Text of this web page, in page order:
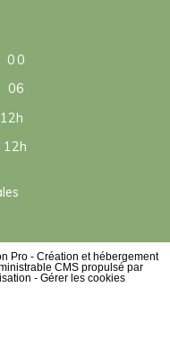
00
06
12h
Pro- Création et hébergement
CMS propulsé par
- Gérer les cookies